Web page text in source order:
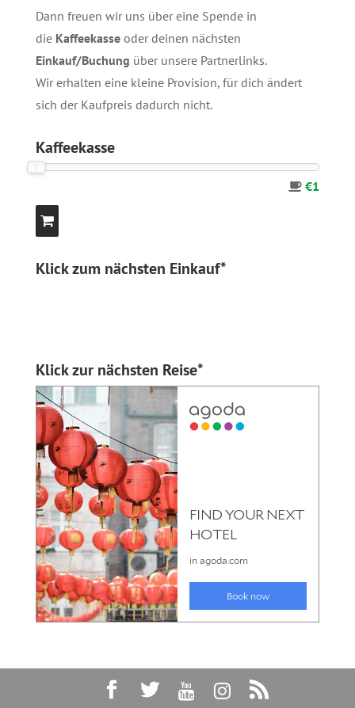
Dann freuen wir uns über eine Spende in
die Kaffeekasseoder deinen nächsten
Einkauf/Buchung über unsere Partnerlinks.
Wir erhalten eine kleine Provision, für dich ändert
sich der Kaufpreis dadurch nicht.
Kaffeekasse
€1
Klick zum nächsten Einkauf*
Klick zur nächsten Reise*